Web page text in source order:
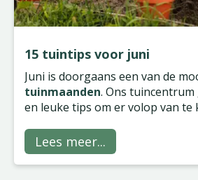
15 tuintips voor juni
Juni is doorgaans een van de
tuinmaanden. Ons
en leuke tips om er volop van te
Lees meer...